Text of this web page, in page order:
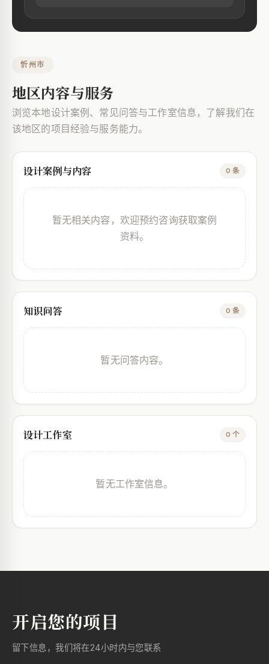
忻州市
地区内容与服务
浏览本地设计案例、常见问答与工作室信息，了解我们在
该地区的项目经验与服务能力。
设计案例与内容 0 条
暂无相关内容，欢迎预约咨询获取案例
资料。
知识问答 0 条
暂无问答内容。
设计工作室 0 个
暂无工作室信息。
开启您的项目
留下信息，我们将在24小时内与您联系